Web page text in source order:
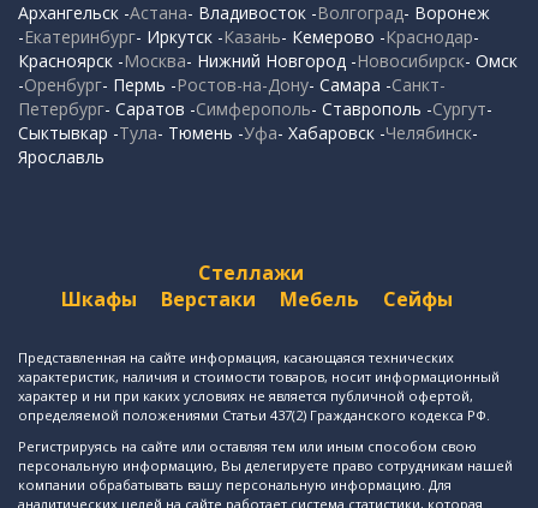
Архангельск -Астана- Владивосток -Волгоград- Воронеж
-Екатеринбург- Иркутск -Казань- Кемерово -Краснодар-
Красноярск -Москва- Нижний Новгород -Новосибирск- Омск
-Оренбург- Пермь -Ростов-на-Дону- Самара -Санкт-
Петербург- Саратов -Симферополь- Ставрополь -Сургут-
Сыктывкар -Тула- Тюмень -Уфа- Хабаровск -Челябинск-
Ярославль
Стеллажи
Шкафы
Верстаки Мебель Сейфы
Представленная на сайте информация, касающаяся технических
характеристик, наличия и стоимости товаров, носит информационный
характер и ни при каких условиях не является публичной офертой,
определяемой положениями Статьи 437(2) Гражданского кодекса РФ.
Регистрируясь на сайте или оставляя тем или иным способом свою
персональную информацию, Вы делегируете право сотрудникам нашей
компании обрабатывать вашу персональную информацию. Для
аналитических целей на сайте работает система статистики, которая